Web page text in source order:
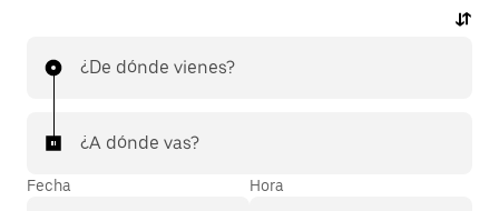
¿De dónde vienes?
¿A dónde vas?
Fecha Hora